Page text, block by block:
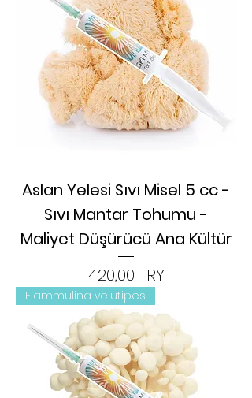
Aslan Yelesi Sıvı Misel 5 cc -
Sıvı Mantar Tohumu -
Maliyet Düşürücü Ana Kültür
Цена
420,00 TRY
Flammulina velutipes